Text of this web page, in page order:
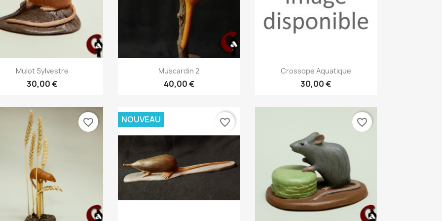
Aperçu rapide
Mulot Sylvestre
30,00 €
Aperçu rapide
Muscardin 2
40,00 €
Aperçu rapide
Crossope Aquatique
30,00 €
favorite_border NOUVEAU favorite_border favorite_border